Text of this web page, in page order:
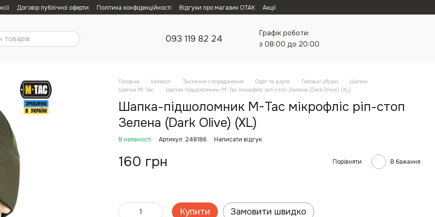
Договір публічної оферти Політика конфіденційності Відгуки про магазин ОТАК Акції
093 119 82 24
Графік роботи:
з 08:00 до 20:00
Головна Каталог Тактичне спорядження Одяг та взутя Головні убори
Шапки
Шапки M-Tac
Шапка-підшоломник M-Tac мікрофліс ріп-стоп Зелена (Dark Olive) (XL)
Шапка-підшоломник M-Tac мікрофліс ріп-стоп
Зелена (Dark Olive) (XL)
В наявності Артикул: 248186 Написати відгук
160 грн Порівняти В бажання
Купити Замовити швидко